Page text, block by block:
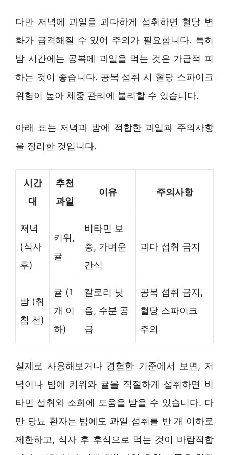
다만 저녁에 과일을 과다하게 섭취하면 혈당 변
화가 급격해질 수 있어 주의가 필요합니다. 특히
밤 시간에는 공복에 과일을 먹는 것은 가급적 피
하는 것이 좋습니다. 공복 섭취 시 혈당 스파이크
위험이 높아 체중 관리에 불리할 수 있습니다.
아래 표는 저녁과 밤에 적합한 과일과 주의사항
을 정리한 것입니다.
시간
대
추천
과일
이유 주의사항
저녁
(식사
후)
키위,
귤
비타민 보
충, 가벼운
간식
과다 섭취 금지
밤 (취
침 전)
귤 (1
개 이
하)
칼로리 낮
음, 수분 공
급
공복 섭취 금지,
혈당 스파이크
주의
실제로 사용해보거나 경험한 기준에서 보면, 저
녁이나 밤에 키위와 귤을 적절하게 섭취하면 비
타민 섭취와 소화에 도움을 받을 수 있습니다. 다
만 당뇨 환자는 밤에도 과일 섭취를 반 개 이하로
제한하고, 식사 후 후식으로 먹는 것이 바람직합